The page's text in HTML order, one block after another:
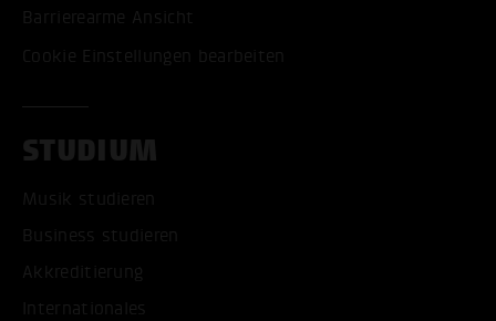
Barrierearme Ansicht
Cookie Einstellungen bearbeiten
STUDIUM
Musik studieren
Business studieren
Akkreditierung
Internationales